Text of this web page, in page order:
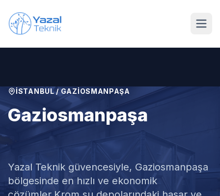
İSTANBUL/ GAZIOSMANPAŞA
Gaziosmanpaşa
Krom Su Deposu Tamiri
Yazal Teknik güvencesiyle, Gaziosmanpaşa
bölgesinde en hızlı ve ekonomik